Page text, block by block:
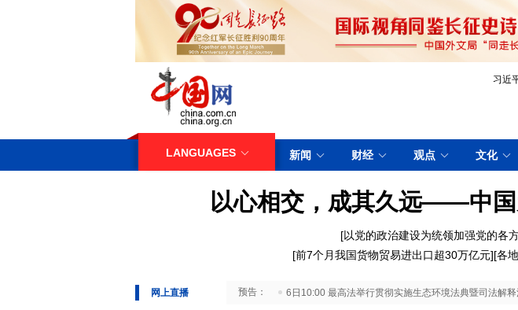
习近
LANGUAGES 新闻 财经 观点 文化
以心相交，成其久远——中
[以党的政治建设为统领加强党的各
[前7个月我国货物贸易进出口超30万亿元][各
网上直播
29日10:00 国务院台湾事务办公室7月29日举行新闻发布会 6日10:00 最高法举行贯彻实施生态环境法典暨司法解